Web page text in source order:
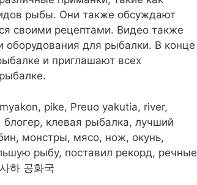
рыбы. Они также обсуждают
своими рецептами. Видео также
для рыбалки. В конце
и приглашают всех
pike, Preuo yakutia, river,
блогер, клевая рыбалка, лучший
монстры, мясо, нож, окунь,
рыбу, поставил рекорд, речные
하 공화국